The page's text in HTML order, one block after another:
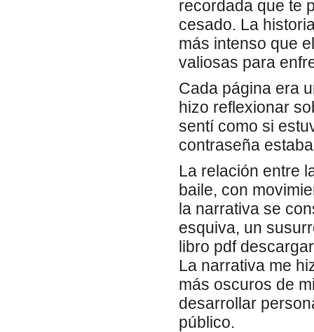
recordada que te
cesado. La
más intenso que
valiosas para
Cada página era
hizo reflexionar
sentí como si
contraseña
La relación entre
baile, con
la narrativa se
esquiva, un
libro pdf
La narrativa me
más oscuros de
desarrollar
público.